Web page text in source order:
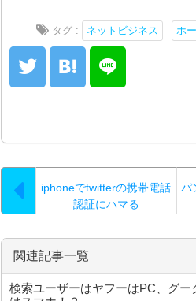
タグ : ネットビジネス ホ
iphoneでtwitterの携帯電話
認証にハマる
パ
関連記事一覧
検索ユーザーはヤフーはPC、グー